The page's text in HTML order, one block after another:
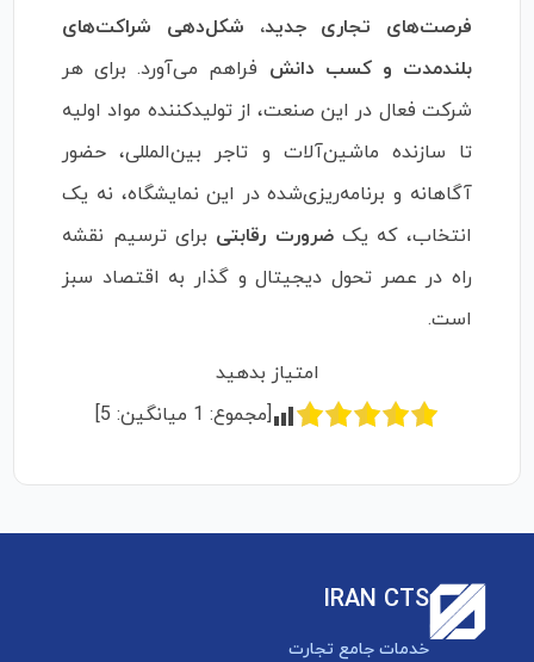
فرصت‌های تجاری جدید، شکل‌دهی شراکت‌های
بلندمدت و کسب دانش فراهم می‌آورد. برای هر
شرکت فعال در این صنعت، از تولیدکننده مواد اولیه
تا سازنده ماشین‌آلات و تاجر بین‌المللی، حضور
آگاهانه و برنامه‌ریزی‌شده در این نمایشگاه، نه یک
انتخاب، که یکضرورت رقابتی برای ترسیم نقشه
راه در عصر تحول دیجیتال و گذار به اقتصاد سبز
است.
امتیاز بدهید
[مجموع: 1 میانگین: 5
]
IRAN CTS
خدمات جامع تجارت